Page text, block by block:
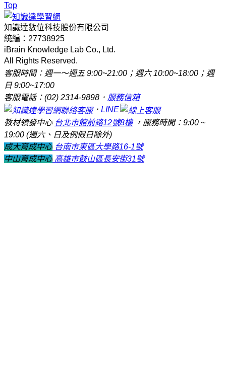
Top
知識達數位科技股份有限公司
統編：27738925
iBrain Knowledge Lab Co., Ltd.
All Rights Reserved.
客服時間：週一～週五 9:00~21:00；週六 10:00~18:00；週
日 9:00~17:00
客服電話：(02) 2314-9898． 服務信箱
． LINE
教材領發中心 台北市館前路12號8樓，服務時間：9:00 ~
19:00 (週六、日及例假日除外)
成大育成中心 台南市東區大學路16-1號
中山育成中心 高雄市鼓山區長安街31號